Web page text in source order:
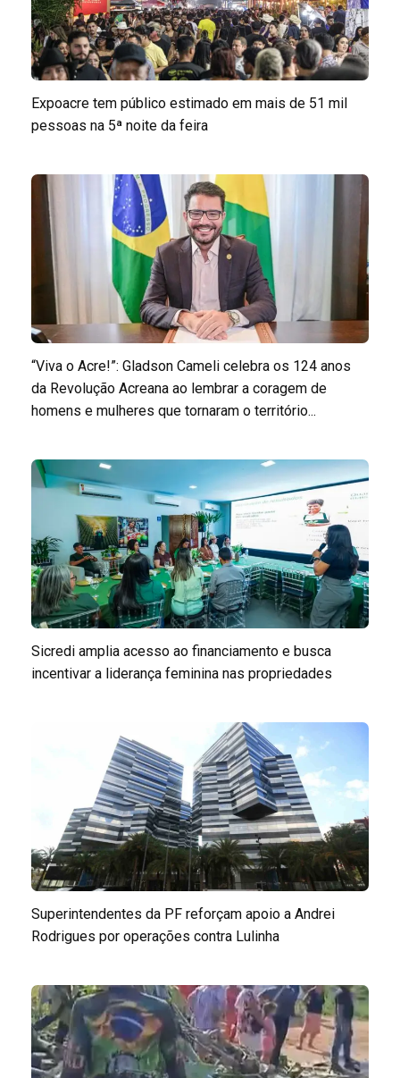
Expoacre tem público estimado em mais de 51 mil
pessoas na 5ª noite da feira
“Viva o Acre!”: Gladson Cameli celebra os 124 anos
da Revolução Acreana ao lembrar a coragem de
homens e mulheres que tornaram o território...
Sicredi amplia acesso ao financiamento e busca
incentivar a liderança feminina nas propriedades
Superintendentes da PF reforçam apoio a Andrei
Rodrigues por operações contra Lulinha